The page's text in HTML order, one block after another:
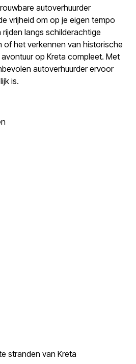
autoverhuurder
vrijheid om op je eigen tempo
langs schilderachtige
het verkennen van historische
op Kreta compleet. Met
autoverhuurder ervoor
is.
stranden van Kreta